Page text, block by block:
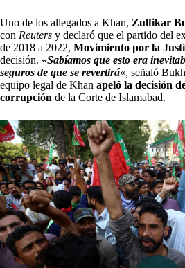
Uno de los allegados a Khan, Zulfikar
con Reuters y declaró que el partido del
de 2018 a 2022, Movimiento por la
decisión. «Sabíamos que esto era
seguros de que se revertirá«, señaló
equipo legal de Khan apeló la decisión
corrupción de la Corte de Islamabad.